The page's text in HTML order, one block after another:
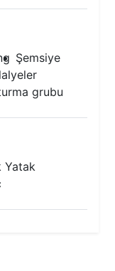
Şemsiye
grubu
Yatak